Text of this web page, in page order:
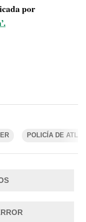
por
POLICÍA DE